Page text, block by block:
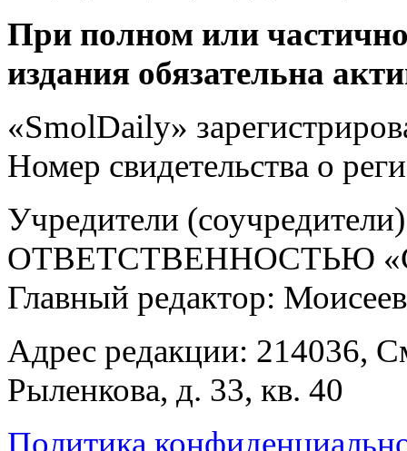
При полном или
издания обязательна
«SmolDaily»
Номер свидетельства о
Учредители
ОТВЕТСТВЕННОСТЬЮ
Главный редактор:
Адрес редакции: 214036,
Рыленкова, д. 33, кв. 40
Политика